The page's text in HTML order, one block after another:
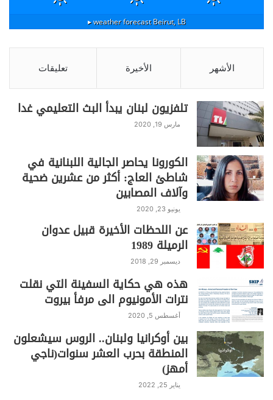
c
e
b
o
o
k
w
itt
er
at
s
p
p
e
gr
m
in
t
p
y
n
k
ar
e
Beirut, LB
weather forecast ▸
الأشهر الأخيرة تعليقات
تلفزيون لبنان يبدأ البث التعليمي غدا
مارس 19, 2020
الكورونا يحاصر الجالية اللبنانية في
شاطئ العاج: أكثر من عشرين ضحية
وآلاف المصابين
يونيو 23, 2020
عن اللحظات الأخيرة قبيل عدوان
الرميلة 1989
ديسمبر 29, 2018
هذه هي حكاية السفينة التي نقلت
نترات الأمونيوم الى مرفأ بيروت
أغسطس 5, 2020
بين أوكرانيا ولبنان.. الروس سيشعلون
المنطقة بحرب العشر سنوات(ناجي
أمهز)
يناير 25, 2022